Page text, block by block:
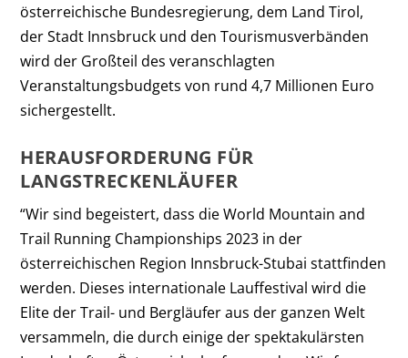
österreichische Bundesregierung, dem Land Tirol,
der Stadt Innsbruck und den Tourismusverbänden
wird der Großteil des veranschlagten
Veranstaltungsbudgets von rund 4,7 Millionen Euro
sichergestellt.
HERAUSFORDERUNG FÜR
LANGSTRECKENLÄUFER
“Wir sind begeistert, dass die World Mountain and
Trail Running Championships 2023 in der
österreichischen Region Innsbruck-Stubai stattfinden
werden. Dieses internationale Lauffestival wird die
Elite der Trail- und Bergläufer aus der ganzen Welt
versammeln, die durch einige der spektakulärsten